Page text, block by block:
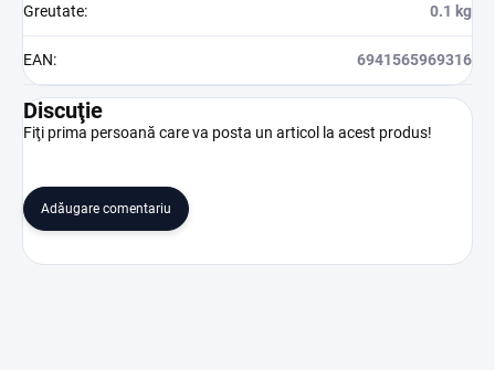
Greutate: 0.1 kg
EAN: 6941565969316
Discuţie
Fiţi prima persoană care va posta un articol la acest produs!
Adăugare comentariu